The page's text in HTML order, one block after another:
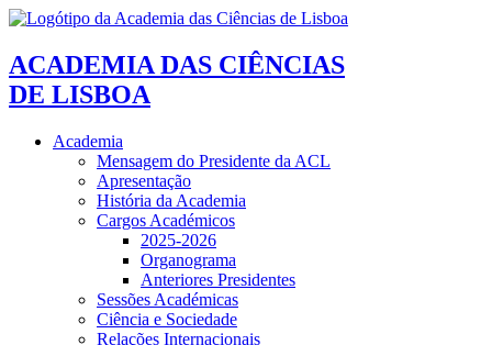
ACADEMIA DAS CIÊNCIAS
DE LISBOA
Academia
Mensagem do Presidente da ACL
Apresentação
História da Academia
Cargos Académicos
2025-2026
Organograma
Anteriores Presidentes
Sessões Académicas
Ciência e Sociedade
Relações Internacionais